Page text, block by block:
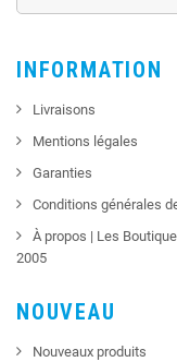
INFORMATION
Livraisons
Mentions légales
Garanties
Conditions générales
À propos | Les
2005
NOUVEAU
Nouveaux produits